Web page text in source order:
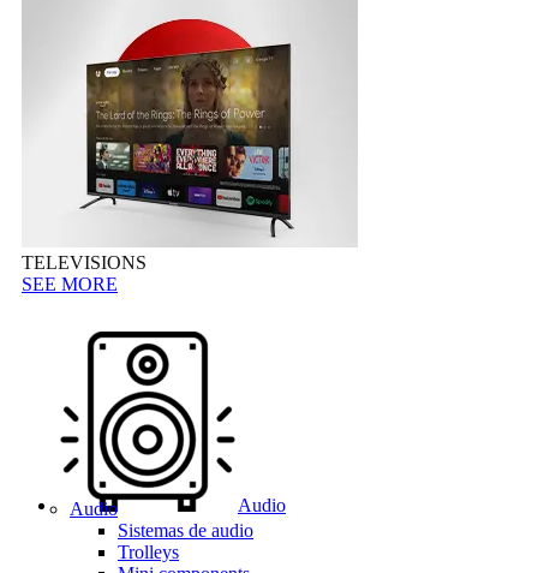
TELEVISIONS
SEE MORE
Audio
Audio
Sistemas de audio
Trolleys